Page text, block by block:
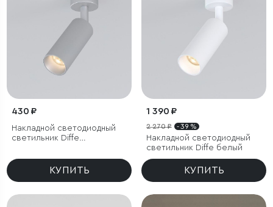
430 ₽
Накладной светодиодный
светильник Diffe
КУПИТЬ
1 390 ₽
2 270 ₽ - 39 %
Накладной светодиодный
светильник Diffe белый
КУПИТЬ